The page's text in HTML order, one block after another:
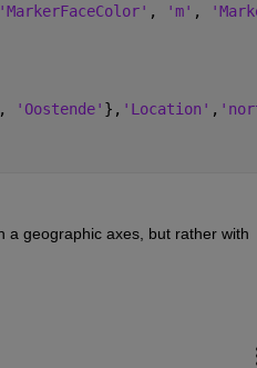
'MarkerFaceColor' , 'm' ,
, 'Oostende' }, 'Location' ,